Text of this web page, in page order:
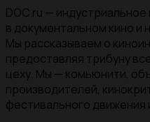
DOC.ru —
в документальном кино и
Мы рассказываем о
предоставляя трибуну
цеху. Мы — комьюнити,
производителей,
фестивального движения